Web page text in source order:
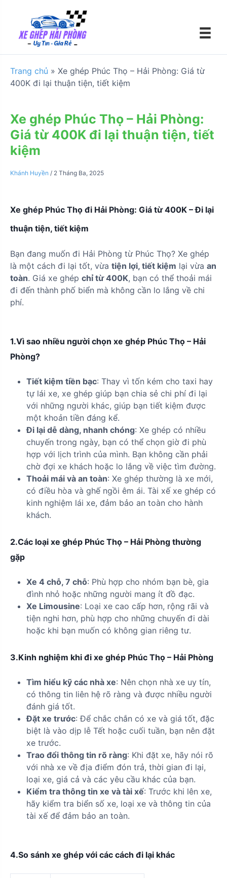
t
Trang chủ » Xe ghép Phúc Thọ – Hải Phòng: Giá từ
400K đi lại thuận tiện, tiết kiệm
Xe ghép Phúc Thọ – Hải Phòng:
Giá từ 400K đi lại thuận tiện, tiết
kiệm
Khánh Huyền / 2 Tháng Ba, 2025
Xe ghép Phúc Thọ đi Hải Phòng: Giá từ 400K – Đi lại
thuận tiện, tiết kiệm
Bạn đang muốn đi Hải Phòng từ Phúc Thọ? Xe ghép
là một cách đi lại tốt, vừa tiện lợi, tiết kiệm lại vừa an
toàn. Giá xe ghép chỉ từ 400K, bạn có thể thoải mái
đi đến thành phố biển mà không cần lo lắng về chi
phí.
1.Vì sao nhiều người chọn xe ghép Phúc Thọ – Hải
Phòng?
Tiết kiệm tiền bạc: Thay vì tốn kém cho taxi hay
tự lái xe, xe ghép giúp bạn chia sẻ chi phí đi lại
với những người khác, giúp bạn tiết kiệm được
một khoản tiền đáng kể.
Đi lại dễ dàng, nhanh chóng: Xe ghép có nhiều
chuyến trong ngày, bạn có thể chọn giờ đi phù
hợp với lịch trình của mình. Bạn không cần phải
chờ đợi xe khách hoặc lo lắng về việc tìm đường.
Thoải mái và an toàn: Xe ghép thường là xe mới,
có điều hòa và ghế ngồi êm ái. Tài xế xe ghép có
kinh nghiệm lái xe, đảm bảo an toàn cho hành
khách.
2.Các loại xe ghép Phúc Thọ – Hải Phòng thường
gặp
Xe 4 chỗ, 7 chỗ: Phù hợp cho nhóm bạn bè, gia
đình nhỏ hoặc những người mang ít đồ đạc.
Xe Limousine: Loại xe cao cấp hơn, rộng rãi và
tiện nghi hơn, phù hợp cho những chuyến đi dài
hoặc khi bạn muốn có không gian riêng tư.
3.Kinh nghiệm khi đi xe ghép Phúc Thọ – Hải Phòng
Tìm hiểu kỹ các nhà xe: Nên chọn nhà xe uy tín,
có thông tin liên hệ rõ ràng và được nhiều người
đánh giá tốt.
Đặt xe trước: Để chắc chắn có xe và giá tốt, đặc
biệt là vào dịp lễ Tết hoặc cuối tuần, bạn nên đặt
xe trước.
Trao đổi thông tin rõ ràng: Khi đặt xe, hãy nói rõ
với nhà xe về địa điểm đón trả, thời gian đi lại,
loại xe, giá cả và các yêu cầu khác của bạn.
Kiểm tra thông tin xe và tài xế: Trước khi lên xe,
hãy kiểm tra biển số xe, loại xe và thông tin của
tài xế để đảm bảo an toàn.
4.So sánh xe ghép với các cách đi lại khác